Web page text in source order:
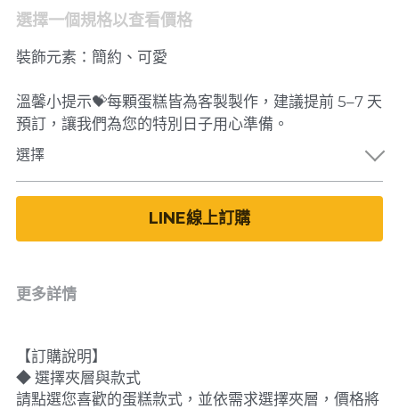
選擇一個規格以查看價格
裝飾元素：簡約、可愛
溫馨小提示💝每顆蛋糕皆為客製製作，建議提前 5–7 天
預訂，讓我們為您的特別日子用心準備。
選擇
LINE線上訂購
更多詳情
【訂購說明】
◆ 選擇夾層與款式
請點選您喜歡的蛋糕款式，並依需求選擇夾層，價格將